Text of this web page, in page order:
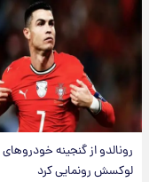
رونالدو از گنجینه خودروهای
لوکسش رونمایی کرد